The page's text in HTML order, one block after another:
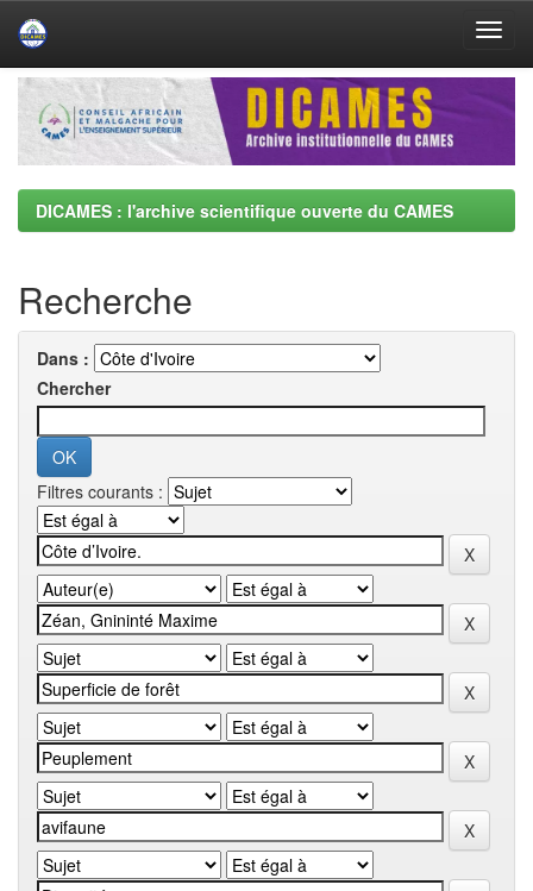
Skip
navigation
DICAMES : l'archive scientifique ouverte du CAMES
Recherche
Dans :
Chercher
Filtres courants :